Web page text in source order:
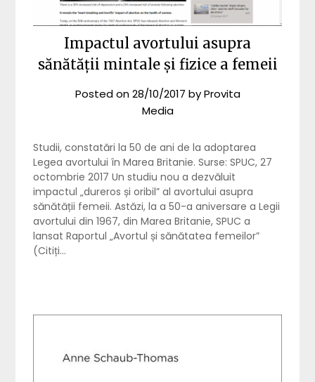
Impactul avortului asupra
sănătății mintale și fizice a femeii
Posted on28/10/2017 byProvita
Media
Studii, constatări la 50 de ani de la adoptarea
Legea avortului în Marea Britanie. Surse: SPUC, 27
octombrie 2017 Un studiu nou a dezvăluit
impactul „dureros și oribil” al avortului asupra
sănătății femeii. Astăzi, la a 50-a aniversare a Legii
avortului din 1967, din Marea Britanie, SPUC a
lansat Raportul „Avortul și sănătatea femeilor”
(Citiți…